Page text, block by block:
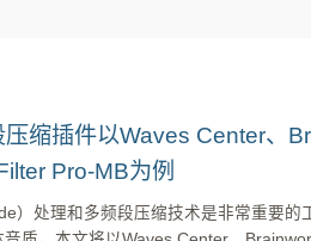
缩插件以Waves Center、
Pro-MB为例
）处理和多频段压缩技术是非常重要的